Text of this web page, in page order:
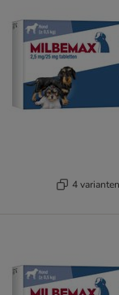
4 varianten